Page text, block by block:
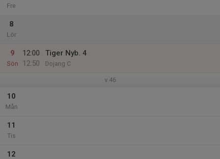
Fre
8
Lör
9
Sön
12:00
12:50
Tiger Nyb. 4
Dojang C
v.46
10
Mån
11
Tis
12